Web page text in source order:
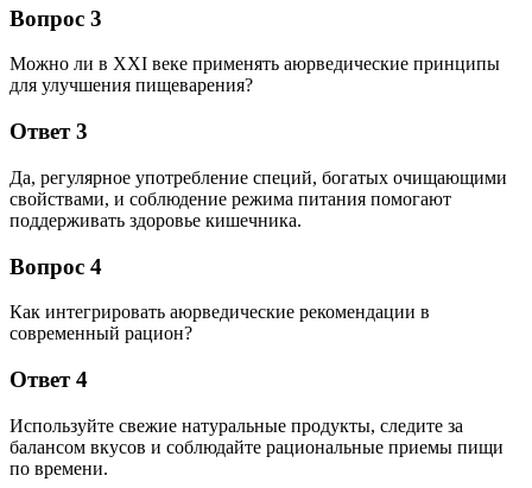
Вопрос 3
Можно ли в XXI веке применять аюрведические принципы
для улучшения пищеварения?
Ответ 3
Да, регулярное употребление специй, богатых очищающими
свойствами, и соблюдение режима питания помогают
поддерживать здоровье кишечника.
Вопрос 4
Как интегрировать аюрведические рекомендации в
современный рацион?
Ответ 4
Используйте свежие натуральные продукты, следите за
балансом вкусов и соблюдайте рациональные приемы пищи
по времени.